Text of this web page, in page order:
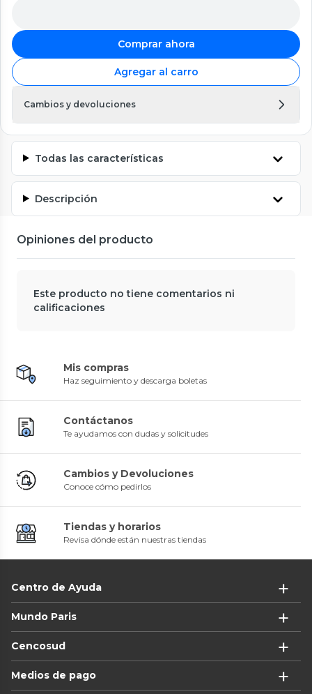
Comprar ahora
Agregar al carro
Cambios y devoluciones
Todas las características
Descripción
Opiniones del producto
Este producto no tiene comentarios ni
calificaciones
Mis compras
Haz seguimiento y descarga boletas
Contáctanos
Te ayudamos con dudas y solicitudes
Cambios y Devoluciones
Conoce cómo pedirlos
Tiendas y horarios
Revisa dónde están nuestras tiendas
Centro de Ayuda
Mundo Paris
Cencosud
Medios de pago